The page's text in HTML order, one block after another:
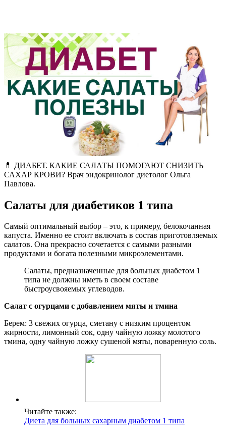
💊 ДИАБЕТ. КАКИЕ САЛАТЫ ПОМОГАЮТ СНИЗИТЬ
САХАР КРОВИ? Врач эндокринолог диетолог Ольга
Павлова.
Салаты для диабетиков 1 типа
Самый оптимальный выбор – это, к примеру, белокочанная
капуста. Именно ее стоит включать в состав приготовляемых
салатов. Она прекрасно сочетается с самыми разными
продуктами и богата полезными микроэлементами.
Салаты, предназначенные для больных диабетом 1
типа не должны иметь в своем составе
быстроусвояемых углеводов.
Салат с огурцами с добавлением мяты и тмина
Берем: 3 свежих огурца, сметану с низким процентом
жирности, лимонный сок, одну чайную ложку молотого
тмина, одну чайную ложку сушеной мяты, поваренную соль.
Читайте также:
Диета для больных сахарным диабетом 1 типа